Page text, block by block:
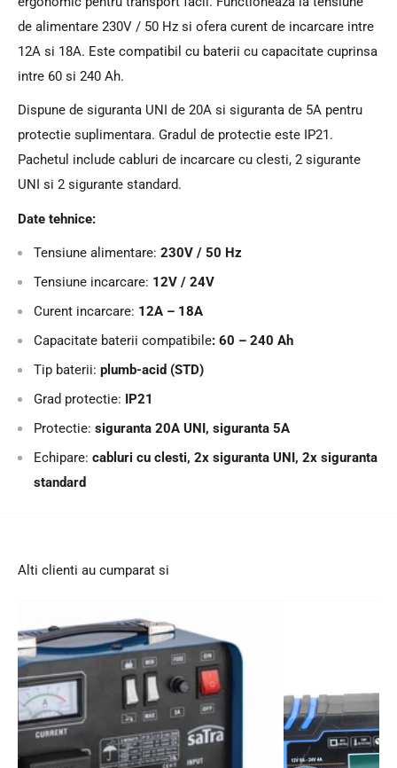
de alimentare 230V / 50 Hz si ofera curent de incarcare intre
12A si 18A. Este compatibil cu baterii cu capacitate cuprinsa
intre 60 si 240 Ah.
Dispune de siguranta UNI de 20A si siguranta de 5A pentru
protectie suplimentara. Gradul de protectie este IP21.
Pachetul include cabluri de incarcare cu clesti, 2 sigurante
UNI si 2 sigurante standard.
Date tehnice:
Tensiune alimentare: 230V / 50 Hz
Tensiune incarcare: 12V / 24V
Curent incarcare: 12A – 18A
Capacitate baterii compatibile: 60 – 240 Ah
Tip baterii: plumb-acid (STD)
Grad protectie: IP21
Protectie: siguranta 20A UNI, siguranta 5A
Echipare: cabluri cu clesti, 2x siguranta UNI, 2x siguranta
standard
Alti clienti au cumparat si